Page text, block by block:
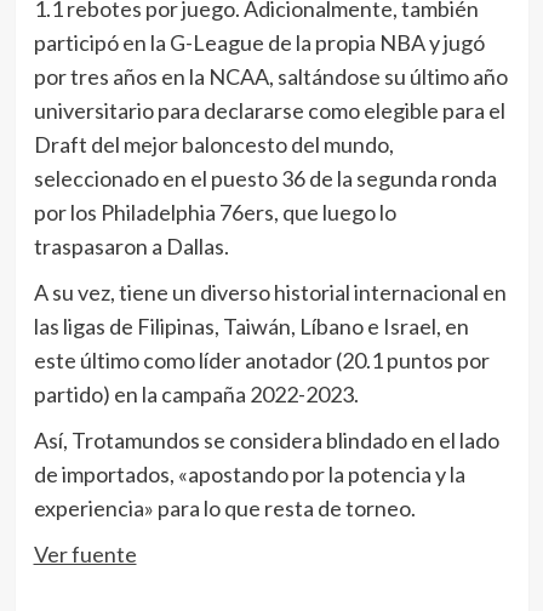
1.1 rebotes por juego. Adicionalmente, también
participó en la G-League de la propia NBA y jugó
por tres años en la NCAA, saltándose su último año
universitario para declararse como elegible para el
Draft del mejor baloncesto del mundo,
seleccionado en el puesto 36 de la segunda ronda
por los Philadelphia 76ers, que luego lo
traspasaron a Dallas.
A su vez, tiene un diverso historial internacional en
las ligas de Filipinas, Taiwán, Líbano e Israel, en
este último como líder anotador (20.1 puntos por
partido) en la campaña 2022-2023.
Así, Trotamundos se considera blindado en el lado
de importados, «apostando por la potencia y la
experiencia» para lo que resta de torneo.
Ver fuente